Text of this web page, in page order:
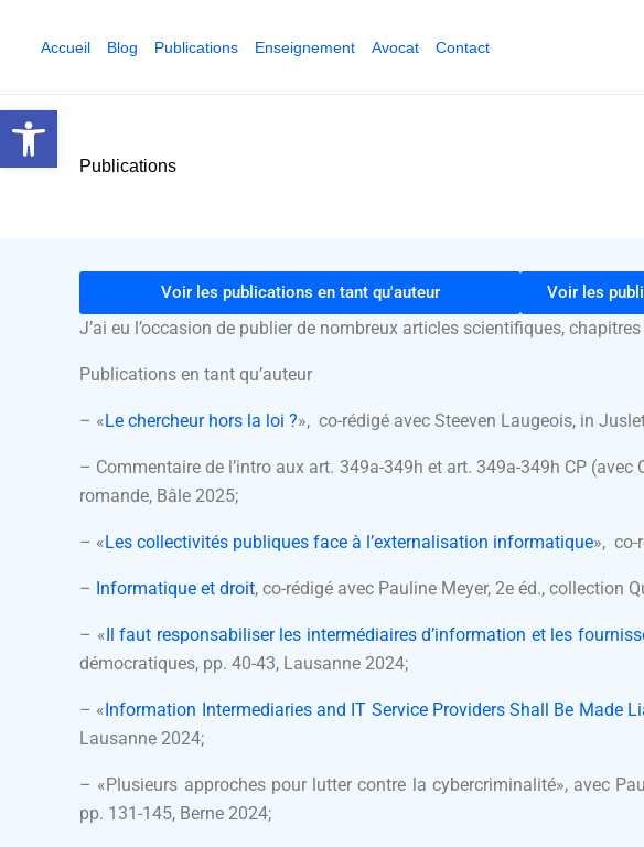
Ouvrir la barre d’outils
Accueil Blog Publications Enseignement Avocat Contact
Publications
Voir les publications en tant qu'auteur Voir les
J’ai eu l’occasion de publier de nombreux articles scientifiques,
Publications en tant qu’auteur
– «Le chercheur hors la loi ?», co-rédigé avec Steeven Laugeois, in
– Commentaire de l’intro aux art. 349a-349h et art. 349a-349h CP
romande, Bâle 2025;
– «Les collectivités publiques face à l’externalisation informatique», co-
– Informatique et droit, co-rédigé avec Pauline Meyer, 2e éd., collection
– «Il faut responsabiliser les intermédiaires d’information et les
démocratiques, pp. 40-43, Lausanne 2024;
– «Information Intermediaries and IT Service Providers Shall Be Made
Lausanne 2024;
– «Plusieurs approches pour lutter contre la cybercriminalité», avec
pp. 131-145, Berne 2024;